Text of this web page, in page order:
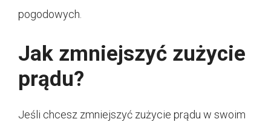
pogodowych.
Jak zmniejszyć zużycie
prądu?
Jeśli chcesz zmniejszyć zużycie prądu w swoim